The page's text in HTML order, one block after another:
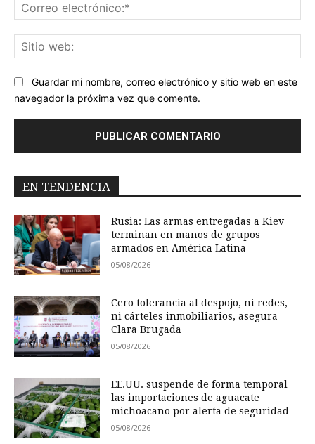
Guardar mi nombre, correo electrónico y sitio web en este
navegador la próxima vez que comente.
EN TENDENCIA
Rusia: Las armas entregadas a Kiev
terminan en manos de grupos
armados en América Latina
05/08/2026
Cero tolerancia al despojo, ni redes,
ni cárteles inmobiliarios, asegura
Clara Brugada
05/08/2026
EE.UU. suspende de forma temporal
las importaciones de aguacate
michoacano por alerta de seguridad
05/08/2026